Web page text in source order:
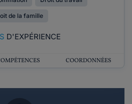
de la famille
D'EXPÉRIENCE
COORDONNÉES